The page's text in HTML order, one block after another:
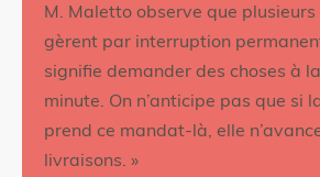
M. Maletto observe que
gèrent par interruption
signifie demander des choses à
minute. On n’anticipe pas que si
prend ce mandat-là, elle
livraisons. »